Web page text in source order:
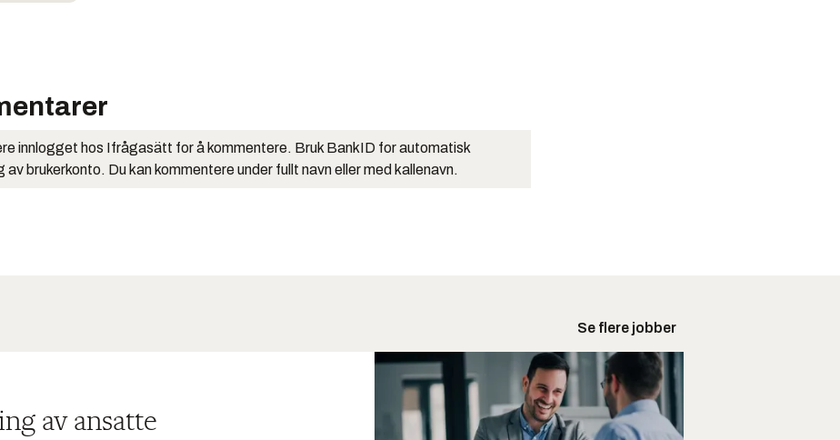
innlogget hos Ifrågasätt for å kommentere. Bruk BankID for automatisk
av brukerkonto. Du kan kommentere under fullt navn eller med kallenavn.
Se flere jobber
av ansatte